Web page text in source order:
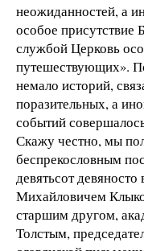
неожиданностей, а
особое
службой Церковь
путешествующих».
немало историй,
поразительных, а
событий
Скажу честно, мы
беспрекословным
девятьсот
Михайловичем
старшим другом,
Толстым,